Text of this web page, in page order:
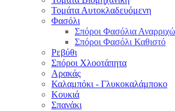
Τομάτα Αυτοκλαδευόμενη
Φασόλι
Σπόροι Φασόλια
Σπόροι Φασόλι Καθιστό
Ρεβύθι
Σπόροι Χλοοτάπητα
Αρακάς
Καλαμπόκι - Γλυκοκαλάμποκο
Κουκιά
Σπανάκι